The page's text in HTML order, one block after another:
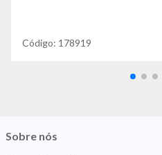
Código: 178919
Sobre nós